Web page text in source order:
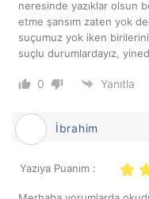
neresinde yazıklar olsun
etme şansım zaten yok
suçumuz yok iken
suçlu durumlardayız,
0 Yanıtla
İbrahim
Yazıya Puanım :